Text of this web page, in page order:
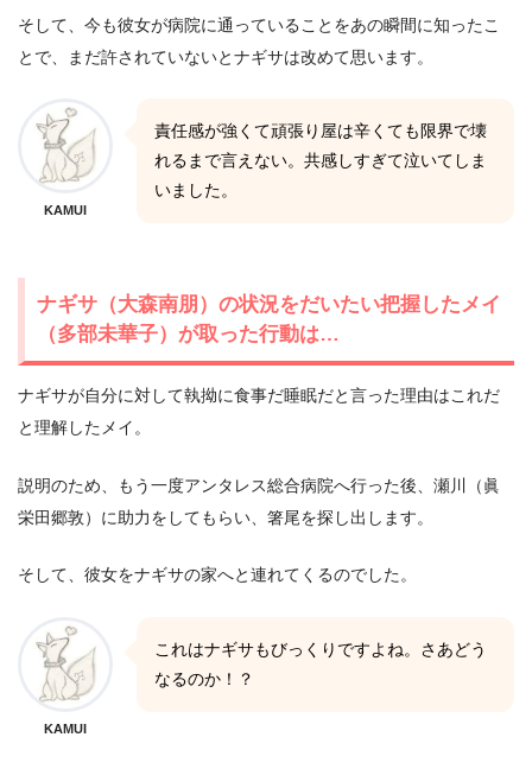
そして、今も彼女が病院に通っていることをあの瞬間に知ったこ
とで、まだ許されていないとナギサは改めて思います。
KAMUI
責任感が強くて頑張り屋は辛くても限界で壊
れるまで言えない。共感しすぎて泣いてしま
いました。
ナギサ（大森南朋）の状況をだいたい把握したメイ
（多部未華子）が取った行動は…
ナギサが自分に対して執拗に食事だ睡眠だと言った理由はこれだ
と理解したメイ。
説明のため、もう一度アンタレス総合病院へ行った後、瀬川（眞
栄田郷敦）に助力をしてもらい、箸尾を探し出します。
そして、彼女をナギサの家へと連れてくるのでした。
KAMUI
これはナギサもびっくりですよね。さあどう
なるのか！？